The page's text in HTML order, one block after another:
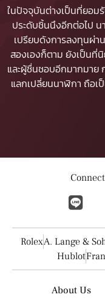
ในปัจจุบันต่างเป็นที่ยอม
ประดับชิ้นนึงอีกต่อไป
เปรียบดังการลงทุนผ่า
สองเองก็ตาม ยังเป็นที่
และผู้ชื่นชอบอีกมากมาย
แลกเปลี่ยนนาฬิกา ถือเ
RolexA. Lange &
Hublot
About Us